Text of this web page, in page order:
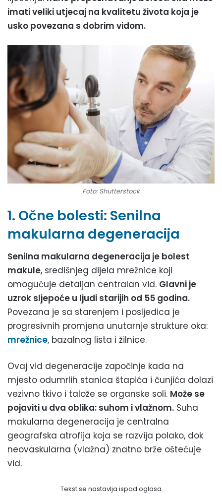
imati veliki utjecaj na kvalitetu života koja je
usko povezana s dobrim vidom.
Foto: Shutterstock
1. Očne bolesti: Senilna
makularna degeneracija
Senilna makularna degeneracija je bolest
makule, središnjeg dijela mrežnice koji
omogućuje detaljan centralan vid. Glavni je
uzrok sljepoće u ljudi starijih od 55 godina.
Povezana je sa starenjem i posljedica je
progresivnih promjena unutarnje strukture oka:
mrežnice, bazalnog lista i žilnice.
Ovaj vid degeneracije započinje kada na
mjesto odumrlih stanica štapića i čunjića dolazi
vezivno tkivo i talože se organske soli. Može se
pojaviti u dva oblika: suhom i vlažnom. Suha
makularna degeneracija je centralna
geografska atrofija koja se razvija polako, dok
neovaskularna (vlažna) znatno brže oštećuje
vid.
Tekst se nastavlja ispod oglasa